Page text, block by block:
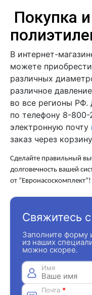
Покупка
В интернет-
можете
различных
различное
во все регионы РФ.
по телефону 8-
электронную почту
заказ через
Сделайте правильный
долговечность вашей
от “Евронасоскомплект”!
Свяжитесь
Заполните форму
из наших
можно скорее.
Имя
Почта *